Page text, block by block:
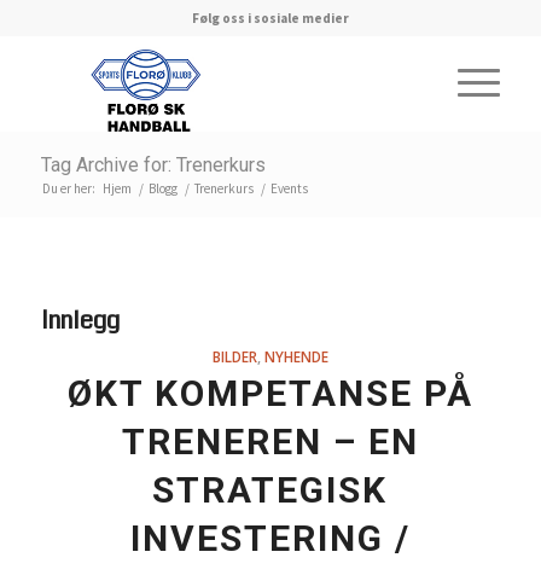
Følg oss i sosiale medier
Tag Archive for: Trenerkurs
Du er her: Hjem / Blogg / Trenerkurs / Events
Innlegg
BILDER NYHENDE
ØKT KOMPETANSE PÅ
TRENEREN – EN
STRATEGISK
INVESTERING /